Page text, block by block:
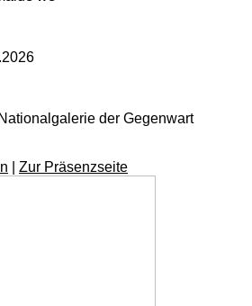
der Gegenwart
Zur Präsenzseite